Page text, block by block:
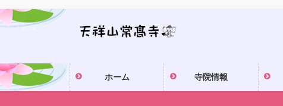
ン
ツ
に
移
ビ
シ
ョ
ン
ホーム 寺院情報